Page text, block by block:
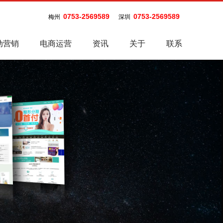
梅州 0753-2569589 深圳 0753-2569589
营销 电商运营 资讯 关于 联系